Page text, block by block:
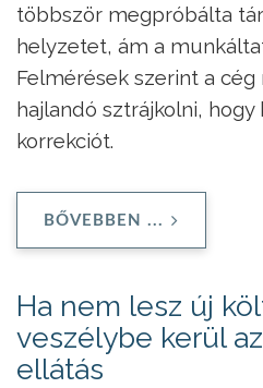
többször megpróbálta
helyzetet, ám a
Felmérések szerint a
hajlandó sztrájkolni, hogy
korrekciót.
BŐVEBBEN ...
Ha nem lesz új
veszélybe kerül
ellátás